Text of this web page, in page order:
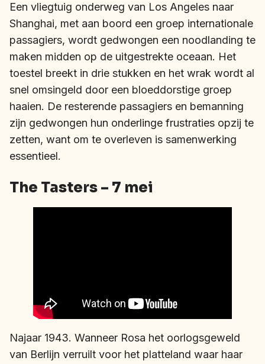
Een vliegtuig onderweg van Los Angeles naar
Shanghai, met aan boord een groep internationale
passagiers, wordt gedwongen een noodlanding te
maken midden op de uitgestrekte oceaan. Het
toestel breekt in drie stukken en het wrak wordt al
snel omsingeld door een bloeddorstige groep
haaien. De resterende passagiers en bemanning
zijn gedwongen hun onderlinge frustraties opzij te
zetten, want om te overleven is samenwerking
essentieel.
The Tasters – 7 mei
Najaar 1943. Wanneer Rosa het oorlogsgeweld
van Berlijn verruilt voor het platteland waar haar